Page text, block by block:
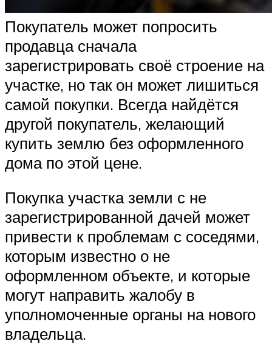
Покупатель может попросить
продавца сначала
зарегистрировать своё строение на
участке, но так он может лишиться
самой покупки. Всегда найдётся
другой покупатель, желающий
купить землю без оформленного
дома по этой цене.
Покупка участка земли с не
зарегистрированной дачей может
привести к проблемам с соседями,
которым известно о не
оформленном объекте, и которые
могут направить жалобу в
уполномоченные органы на нового
владельца.